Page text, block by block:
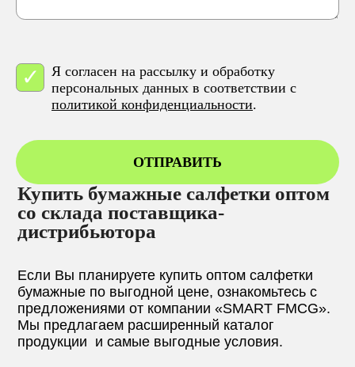
Я согласен на рассылку и обработку
персональных данных в соответствии с
политикой конфиденциальности.
ОТПРАВИТЬ
Купить бумажные салфетки оптом
со склада поставщика-
дистрибьютора
Если Вы планируете купить оптом салфетки
бумажные по выгодной цене, ознакомьтесь с
предложениями от компании «SMART FMCG».
Мы предлагаем расширенный каталог
продукции и самые выгодные условия.